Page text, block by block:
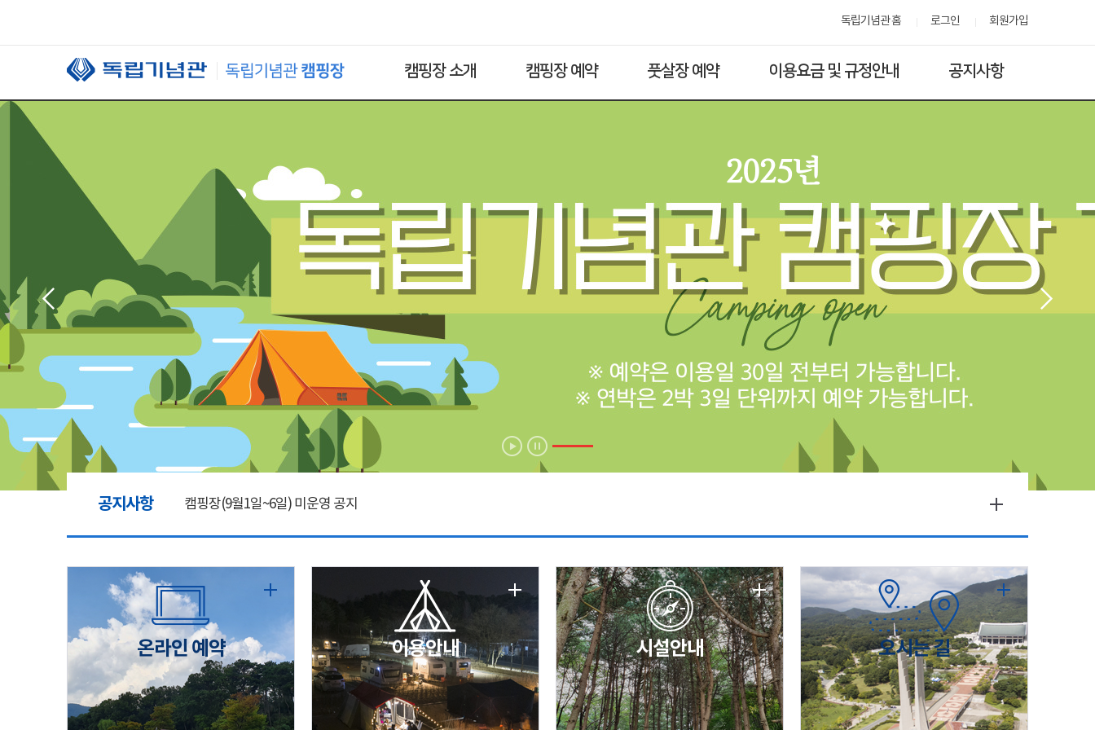
독립기념관 홈 로그인 회원가입
캠핑장 소개 캠핑장 예약 풋살장 예약 이용요금 및 규정안내 공지사항
공지사항 캠핑장(9월1일~6일) 미운영 공지
[6/1]전산시스템 점검 및 안정화에 따른 서비스 이용 제한 안내
2026년 5월 캠핑장 안점 점검의 날 변경 안내
캠핑장(9월1일~6일) 미운영 공지
온라인 예약 이용안내 시설안내 오시는 길